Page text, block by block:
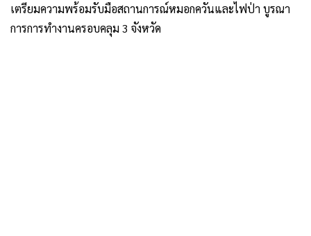
เตรียมความพร้อมรับมือสถานการณ์หมอกควันและไฟป่า บูรณา
การการทำงานครอบคลุม 3 จังหวัด